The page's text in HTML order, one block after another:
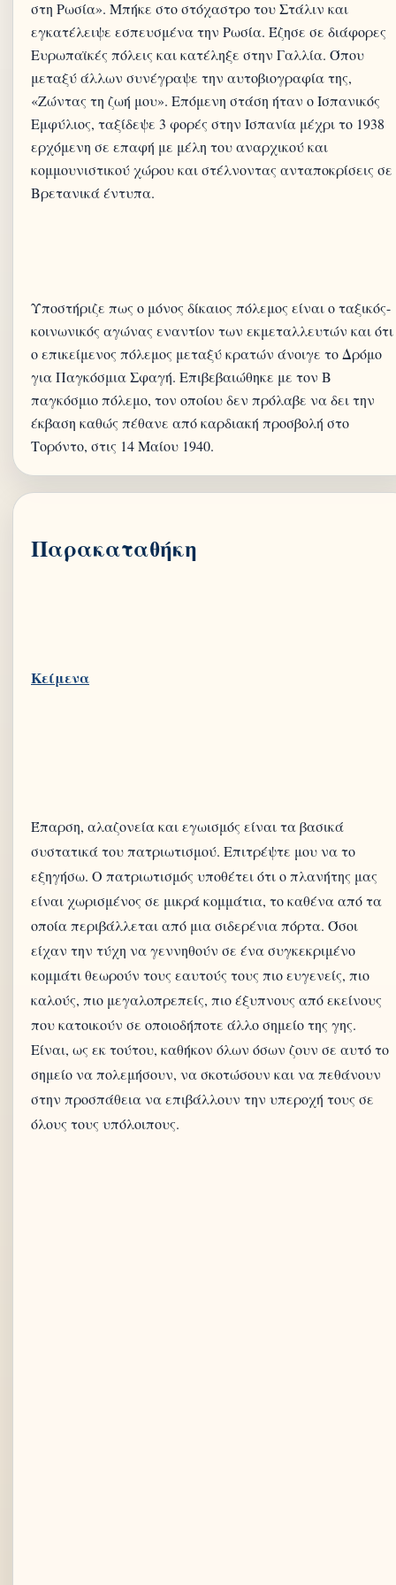
στη Ρωσία». Μπήκε στο στόχαστρο του Στάλιν και
εγκατέλειψε εσπευσμένα την Ρωσία. Έζησε σε διάφορες
Ευρωπαϊκές πόλεις και κατέληξε στην Γαλλία. Όπου
μεταξύ άλλων συνέγραψε την αυτοβιογραφία της,
«Ζώντας τη ζωή μου». Επόμενη στάση ήταν ο Ισπανικός
Εμφύλιος, ταξίδεψε 3 φορές στην Ισπανία μέχρι το 1938
ερχόμενη σε επαφή με μέλη του αναρχικού και
κομμουνιστικού χώρου και στέλνοντας ανταποκρίσεις σε
Βρετανικά έντυπα.
Υποστήριζε πως ο μόνος δίκαιος πόλεμος είναι ο ταξικός-
κοινωνικός αγώνας εναντίον των εκμεταλλευτών και ότι
ο επικείμενος πόλεμος μεταξύ κρατών άνοιγε το Δρόμο
για Παγκόσμια Σφαγή. Επιβεβαιώθηκε με τον Β
παγκόσμιο πόλεμο, τον οποίου δεν πρόλαβε να δει την
έκβαση καθώς πέθανε από καρδιακή προσβολή στο
Παρακαταθήκη
Έπαρση, αλαζονεία και εγωισμός είναι τα βασικά
συστατικά του πατριωτισμού. Επιτρέψτε μου να το
εξηγήσω. Ο πατριωτισμός υποθέτει ότι ο πλανήτης μας
είναι χωρισμένος σε μικρά κομμάτια, το καθένα από τα
οποία περιβάλλεται από μια σιδερένια πόρτα. Όσοι
είχαν την τύχη να γεννηθούν σε ένα συγκεκριμένο
κομμάτι θεωρούν τους εαυτούς τους πιο ευγενείς, πιο
καλούς, πιο μεγαλοπρεπείς, πιο έξυπνους από εκείνους
που κατοικούν σε οποιοδήποτε άλλο σημείο της γης.
Είναι, ως εκ τούτου, καθήκον όλων όσων ζουν σε αυτό το
σημείο να πολεμήσουν, να σκοτώσουν και να πεθάνουν
στην προσπάθεια να επιβάλλουν την υπεροχή τους σε